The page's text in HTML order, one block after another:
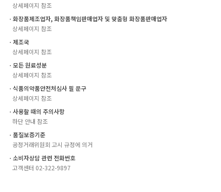
상세페이지 참조
ㆍ화장품제조업자, 화장품책임판매업자 및 맞춤형 화장품판매업자
상세페이지 참조
ㆍ제조국
상세페이지 참조
ㆍ모든 원료성분
상세페이지 참조
ㆍ식품의약품안전처심사 필 문구
상세페이지 참조
ㆍ사용할 때의 주의사항
하단 안내 참조
ㆍ품질보증기준
공정거래위원회 고시 규정에 의거
ㆍ소비자상담 관련 전화번호
고객센터 02-322-9897